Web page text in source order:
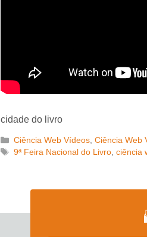
cidade do livro
Categorias
Ciência Web Vídeos, Ciência Web
Tags
9ª Feira Nacional do Livro, ciência